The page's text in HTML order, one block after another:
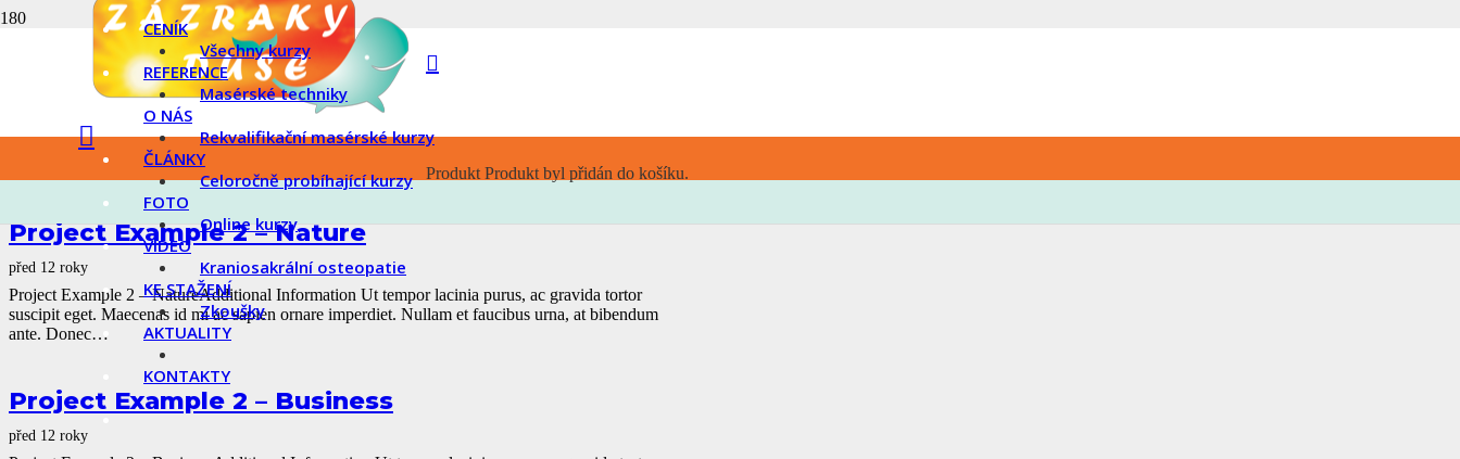
Produkt Produkt byl přidán do košíku.
CENÍK
REFERENCE
O NÁS
ČLÁNKY
FOTO
VIDEO
KE STAŽENÍ
AKTUALITY
KONTAKTY
Všechny kurzy
Masérské techniky
Rekvalifikační masérské kurzy
Celoročně probíhající kurzy
Online kurzy
Kraniosakrální osteopatie
Zkoušky
Project Example 2 – Illustrations
Project Example 2 – IllustrationsAdditional Information Ut tempor lacinia purus, ac gravida
tortor suscipit eget. Maecenas id mi ac sapien ornare imperdiet. Nullam et faucibus urna, at
bibendum ante. Donec…
Project Example 2 – Nature
před 12 roky
Project Example 2 – NatureAdditional Information Ut tempor lacinia purus, ac gravida tortor
suscipit eget. Maecenas id mi ac sapien ornare imperdiet. Nullam et faucibus urna, at bibendum
ante. Donec…
Project Example 2 – Business
před 12 roky